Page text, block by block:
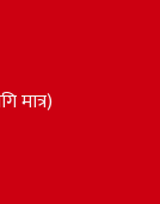
मात्र)